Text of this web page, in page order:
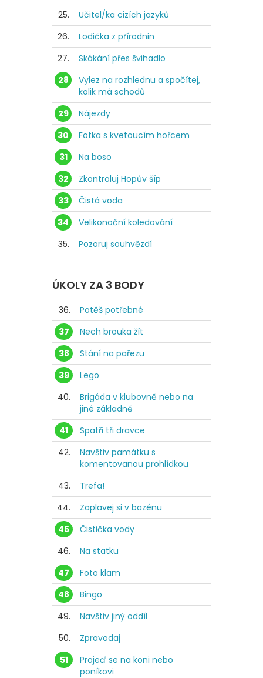
25.
Učitel/ka cizích jazyků
26.
Lodička z přírodnin
27.
Skákání přes švihadlo
28
Vylez na rozhlednu a spočítej,
kolik má schodů
29
Nájezdy
30
Fotka s kvetoucím hořcem
31
Na boso
32
Zkontroluj Hopův šíp
33
Čistá voda
34
Velikonoční koledování
35.
Pozoruj souhvězdí
ÚKOLY ZA 3 BODY
36.
Potěš potřebné
37
Nech brouka žít
38
Stání na pařezu
39
Lego
40.
Brigáda v klubovně nebo na
jiné základně
41
Spatři tři dravce
42.
Navštiv památku s
komentovanou prohlídkou
43.
Trefa!
44.
Zaplavej si v bazénu
45
Čistička vody
46.
Na statku
47
Foto klam
48
Bingo
49.
Navštiv jiný oddíl
50.
Zpravodaj
51
Projeď se na koni nebo
poníkovi